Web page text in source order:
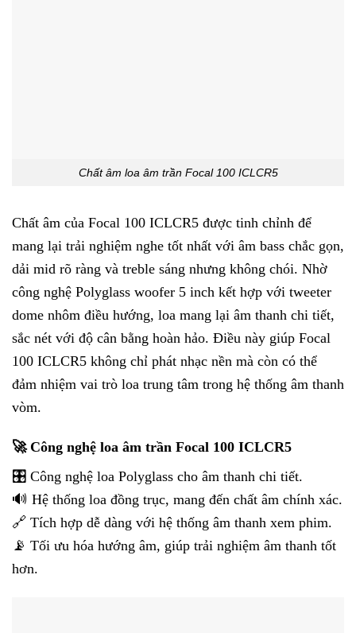
Chất âm loa âm trần Focal 100 ICLCR5
Chất âm của Focal 100 ICLCR5 được tinh chỉnh để
mang lại trải nghiệm nghe tốt nhất với âm bass chắc gọn,
dải mid rõ ràng và treble sáng nhưng không chói. Nhờ
công nghệ Polyglass woofer 5 inch kết hợp với tweeter
dome nhôm điều hướng, loa mang lại âm thanh chi tiết,
sắc nét với độ cân bằng hoàn hảo. Điều này giúp Focal
100 ICLCR5 không chỉ phát nhạc nền mà còn có thể
đảm nhiệm vai trò loa trung tâm trong hệ thống âm thanh
vòm.
🚀 Công nghệ loa âm trần Focal 100 ICLCR5
🎛️ Công nghệ loa Polyglass cho âm thanh chi tiết.
🔊 Hệ thống loa đồng trục, mang đến chất âm chính xác.
🔗 Tích hợp dễ dàng với hệ thống âm thanh xem phim.
📡 Tối ưu hóa hướng âm, giúp trải nghiệm âm thanh tốt
hơn.